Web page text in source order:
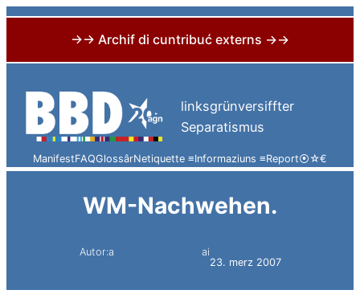
→→ Archif di cuntribuć externs →→
content
linksgrünversiffter
Separatismus
ManifestFAQGlossârNetiquette ≡Informaziuns ≡Report⦿☆€
WM-Nachwehen.
Autor:a
ai
23. merz 2007